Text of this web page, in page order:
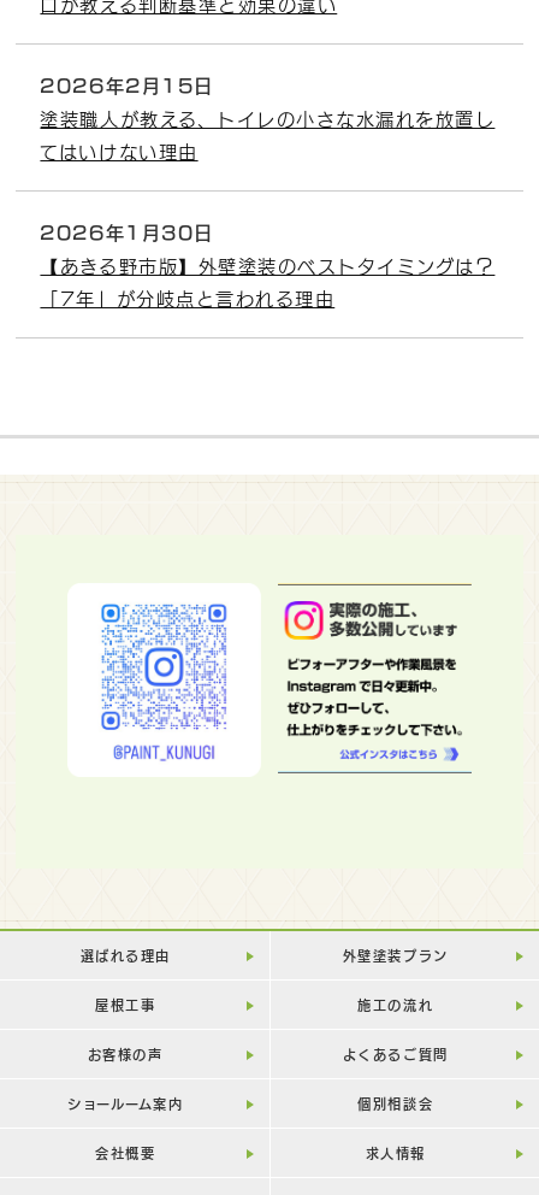
2026年2月15日
塗装職人が教える、トイレの小さな水漏れを放置し
てはいけない理由
2026年1月30日
【あきる野市版】外壁塗装のベストタイミングは？
「7年」が分岐点と言われる理由
選ばれる理由 外壁塗装プラン
屋根工事 施工の流れ
お客様の声 よくあるご質問
ショールーム案内 個別相談会
会社概要 求人情報